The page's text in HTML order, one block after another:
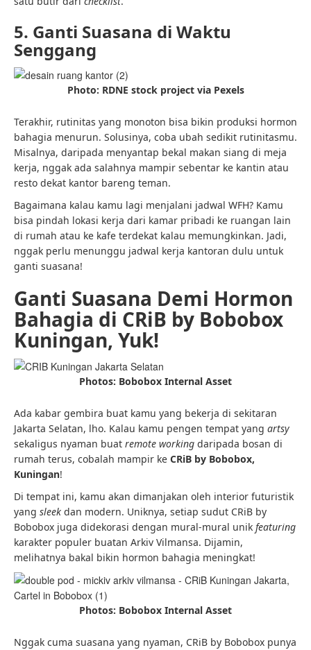
5. Ganti Suasana di Waktu
Senggang
Photo: RDNE stock project via Pexels
Terakhir, rutinitas yang monoton bisa bikin produksi hormon
bahagia menurun. Solusinya, coba ubah sedikit rutinitasmu.
Misalnya, daripada menyantap bekal makan siang di meja
kerja, nggak ada salahnya mampir sebentar ke kantin atau
resto dekat kantor bareng teman.
Bagaimana kalau kamu lagi menjalani jadwal WFH? Kamu
bisa pindah lokasi kerja dari kamar pribadi ke ruangan lain
di rumah atau ke kafe terdekat kalau memungkinkan. Jadi,
nggak perlu menunggu jadwal kerja kantoran dulu untuk
ganti suasana!
Ganti Suasana Demi Hormon
Bahagia di CRiB by Bobobox
Kuningan, Yuk!
Photos: Bobobox Internal Asset
Ada kabar gembira buat kamu yang bekerja di sekitaran
Jakarta Selatan, lho. Kalau kamu pengen tempat yang artsy
sekaligus nyaman buat remote working daripada bosan di
rumah terus, cobalah mampir ke CRiB by Bobobox,
Kuningan!
Di tempat ini, kamu akan dimanjakan oleh interior futuristik
yang sleek dan modern. Uniknya, setiap sudut CRiB by
Bobobox juga didekorasi dengan mural-mural unik featuring
karakter populer buatan Arkiv Vilmansa. Dijamin,
melihatnya bakal bikin hormon bahagia meningkat!
Photos: Bobobox Internal Asset
Nggak cuma suasana yang nyaman, CRiB by Bobobox punya